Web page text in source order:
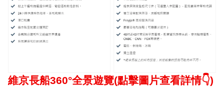
維京長船360°全景遊覽(點擊圖片查看詳情👇)